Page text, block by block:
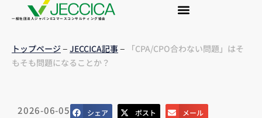
一般社団法人ジャパンEコマースコンサルティング協会
トップページ– JECCICA記事– 「CPA/CPO合わない問題」はそ
もそも問題になることか？
2026-06-05 シェア ポスト メール